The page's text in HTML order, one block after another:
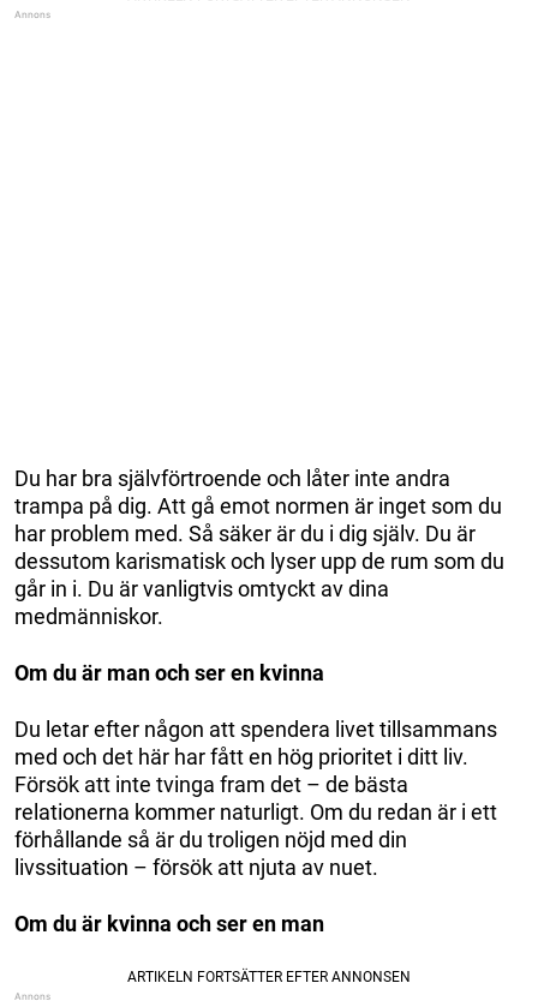
Du har bra självförtroende och låter inte andra
trampa på dig. Att gå emot normen är inget som du
har problem med. Så säker är du i dig själv. Du är
dessutom karismatisk och lyser upp de rum som du
går in i. Du är vanligtvis omtyckt av dina
medmänniskor.
Om du är man och ser en kvinna
Du letar efter någon att spendera livet tillsammans
med och det här har fått en hög prioritet i ditt liv.
Försök att inte tvinga fram det – de bästa
relationerna kommer naturligt. Om du redan är i ett
förhållande så är du troligen nöjd med din
livssituation – försök att njuta av nuet.
Om du är kvinna och ser en man